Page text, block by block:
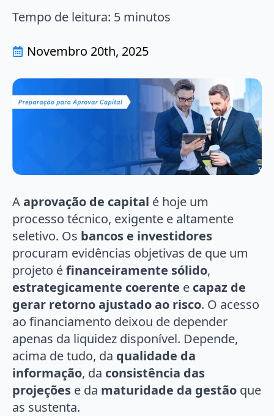
Tempo de leitura: 5 minutos
Novembro 20th, 2025
Aaprovação de capital é hoje um
processo técnico, exigente e altamente
seletivo. Os bancos e investidores
procuram evidências objetivas de que um
projeto éfinanceiramente sólido,
estrategicamente coerente e capaz de
gerar retorno ajustado ao risco. O acesso
ao financiamento deixou de depender
apenas da liquidez disponível. Depende,
acima de tudo, da qualidade da
informação, da consistência das
projeções e da maturidade da gestão que
as sustenta.